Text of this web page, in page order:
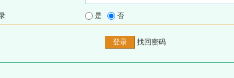
是 否
找回密码